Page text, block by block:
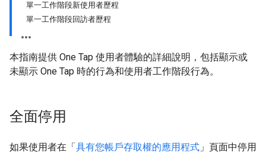
單一工作階段新使用者歷程
單一工作階段回訪者歷程
本指南提供 One Tap 使用者體驗的詳細說明，包括顯示或
未顯示 One Tap 時的行為和使用者工作階段行為。
全面停用
如果使用者在「具有您帳戶存取權的應用程式 」頁面中停用